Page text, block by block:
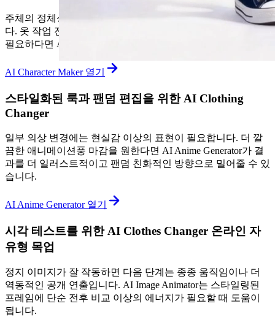
주체의 정체성이 이미 뚜렷할수록 의상 변경이 더 잘 작동합니
다. 옷 작업 전에 인물이나 캐릭터에 더 명확한 시각적 기반이
필요하다면 AI Character Maker가 유용합니다.
AI Character Maker 열기
스타일화된 룩과 팬덤 편집을 위한 AI Clothing
Changer
일부 의상 변경에는 현실감 이상의 표현이 필요합니다. 더 깔
끔한 애니메이션풍 마감을 원한다면 AI Anime Generator가 결
과를 더 일러스트적이고 팬덤 친화적인 방향으로 밀어줄 수 있
습니다.
AI Anime Generator 열기
시각 테스트를 위한 AI Clothes Changer 온라인 자
유형 목업
정지 이미지가 잘 작동하면 다음 단계는 종종 움직임이나 더
역동적인 공개 연출입니다. AI Image Animator는 스타일링된
프레임에 단순 전후 비교 이상의 에너지가 필요할 때 도움이
됩니다.